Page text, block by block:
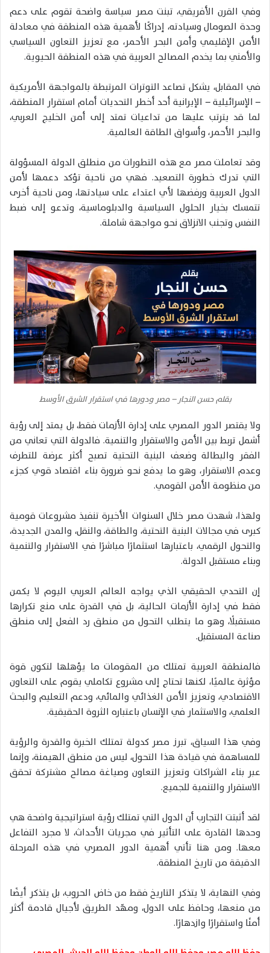
وفي القرن الأفريقي، تبنت مصر سياسة واضحة تقوم على دعم
وحدة الصومال وسيادته، إدراكًا لأهمية هذه المنطقة في معادلة
الأمن الإقليمي وأمن البحر الأحمر، مع تعزيز التعاون السياسي
والأمني بما يخدم المصالح العربية في هذه المنطقة الحيوية.
في المقابل، يشكل تصاعد التوترات المرتبطة بالمواجهة الأمريكية
– الإسرائيلية – الإيرانية أحد أخطر التحديات أمام استقرار المنطقة،
لما قد يترتب عليها من تداعيات تمتد إلى أمن الخليج العربي،
والبحر الأحمر، وأسواق الطاقة العالمية.
وقد تعاملت مصر مع هذه التطورات من منطلق الدولة المسؤولة
التي تدرك خطورة التصعيد. فهي من ناحية تؤكد دعمها لأمن
الدول العربية ورفضها لأي اعتداء على سيادتها، ومن ناحية أخرى
تتمسك بخيار الحلول السياسية والدبلوماسية، وتدعو إلى ضبط
النفس وتجنب الانزلاق نحو مواجهة شاملة.
بقلم حسن النجار – مصر ودورها في استقرار الشرق الأوسط
ولا يقتصر الدور المصري على إدارة الأزمات فقط، بل يمتد إلى رؤية
أشمل تربط بين الأمن والاستقرار والتنمية. فالدولة التي تعاني من
الفقر والبطالة وضعف البنية التحتية تصبح أكثر عرضة للتطرف
وعدم الاستقرار، وهو ما يدفع نحو ضرورة بناء اقتصاد قوي كجزء
من منظومة الأمن القومي.
ولهذا، شهدت مصر خلال السنوات الأخيرة تنفيذ مشروعات قومية
كبرى في مجالات البنية التحتية، والطاقة، والنقل، والمدن الجديدة،
والتحول الرقمي، باعتبارها استثمارًا مباشرًا في الاستقرار والتنمية
وبناء مستقبل الدولة.
إن التحدي الحقيقي الذي يواجه العالم العربي اليوم لا يكمن
فقط في إدارة الأزمات الحالية، بل في القدرة على منع تكرارها
مستقبلًا، وهو ما يتطلب التحول من منطق رد الفعل إلى منطق
صناعة المستقبل.
فالمنطقة العربية تمتلك من المقومات ما يؤهلها لتكون قوة
مؤثرة عالميًا، لكنها تحتاج إلى مشروع تكاملي يقوم على التعاون
الاقتصادي، وتعزيز الأمن الغذائي والمائي، ودعم التعليم والبحث
العلمي، والاستثمار في الإنسان باعتباره الثروة الحقيقية.
وفي هذا السياق، تبرز مصر كدولة تمتلك الخبرة والقدرة والرؤية
للمساهمة في قيادة هذا التحول، ليس من منطق الهيمنة، وإنما
عبر بناء الشراكات وتعزيز التعاون وصياغة مصالح مشتركة تحقق
الاستقرار والتنمية للجميع.
لقد أثبتت التجارب أن الدول التي تمتلك رؤية استراتيجية واضحة هي
وحدها القادرة على التأثير في مجريات الأحداث، لا مجرد التفاعل
معها. ومن هنا تأتي أهمية الدور المصري في هذه المرحلة
الدقيقة من تاريخ المنطقة.
وفي النهاية، لا يتذكر التاريخ فقط من خاض الحروب، بل يتذكر أيضًا
من منعها، وحافظ على الدول، ومهّد الطريق لأجيال قادمة أكثر
أمنًا واستقرارًا وازدهارًا.